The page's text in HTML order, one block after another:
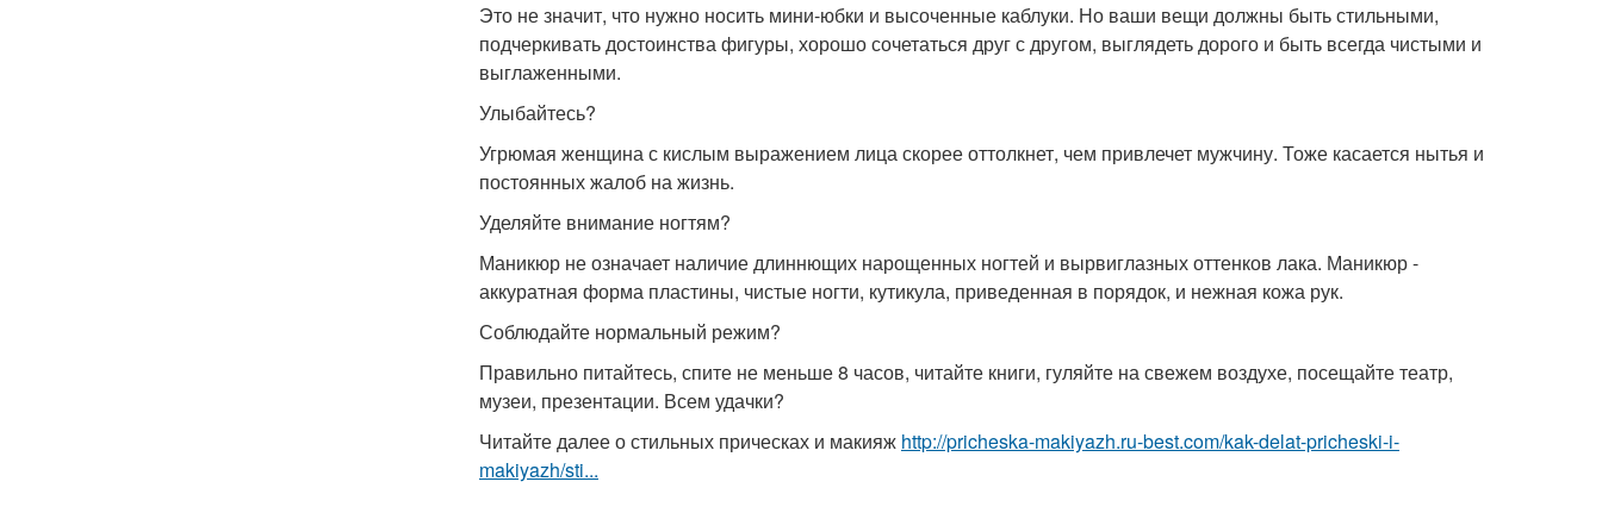
Это не значит, что нужно носить мини-юбки и высоченные каблуки. Но ваши вещи должны быть стильными,
подчеркивать достоинства фигуры, хорошо сочетаться друг с другом, выглядеть дорого и быть всегда чистыми и
выглаженными.
Улыбайтесь?
Угрюмая женщина с кислым выражением лица скорее оттолкнет, чем привлечет мужчину. Тоже касается нытья и
постоянных жалоб на жизнь.
Уделяйте внимание ногтям?
Маникюр не означает наличие длиннющих нарощенных ногтей и вырвиглазных оттенков лака. Маникюр -
аккуратная форма пластины, чистые ногти, кутикула, приведенная в порядок, и нежная кожа рук.
Соблюдайте нормальный режим?
Правильно питайтесь, спите не меньше 8 часов, читайте книги, гуляйте на свежем воздухе, посещайте театр,
музеи, презентации. Всем удачки?
Читайте далее о стильных прическах и макияж http://pricheska-makiyazh.ru-best.com/kak-delat-pricheski-i-
makiyazh/sti...